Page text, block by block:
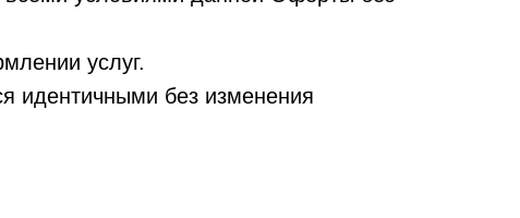
услуг.
идентичными без изменения